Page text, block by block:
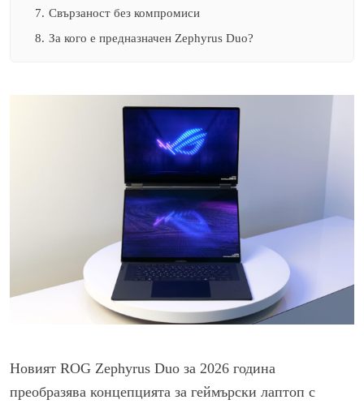
7. Свързаност без компромиси
8. За кого е предназначен Zephyrus Duo?
Новият ROG Zephyrus Duo за 2026 година
преобразява концепцията за геймърски лаптоп с